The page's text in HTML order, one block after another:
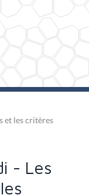
et les critères
- Les